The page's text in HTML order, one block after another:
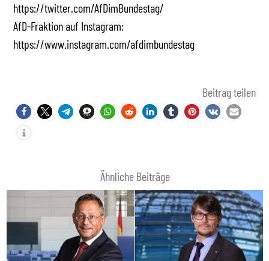
https://twitter.com/AfDimBundestag/
AfD-Fraktion auf Instagram:
https://www.instagram.com/afdimbundestag
Beitrag teilen
Ähnliche Beiträge